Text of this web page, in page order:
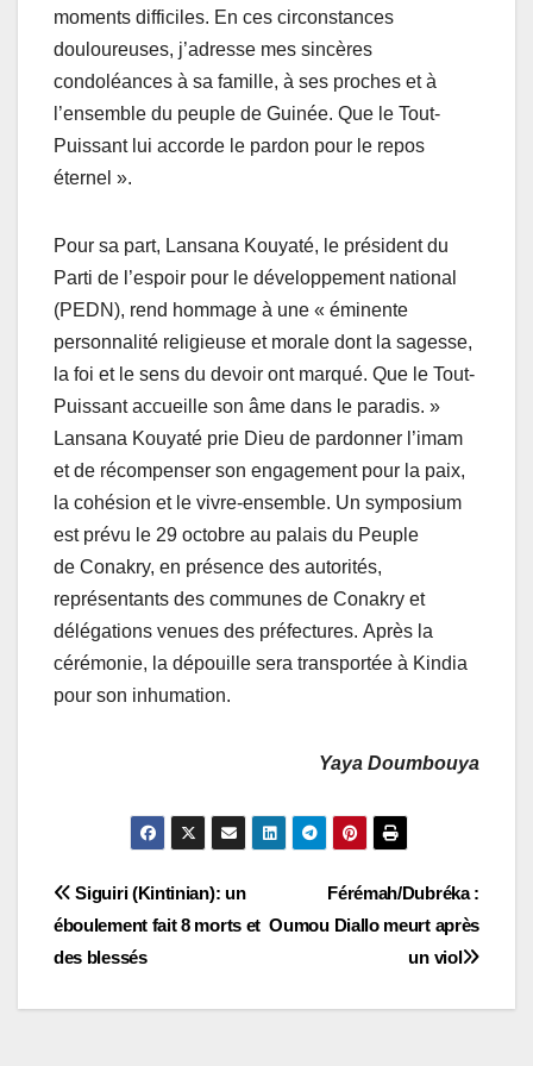
moments difficiles. En ces circonstances
douloureuses, j’adresse mes sincères
condoléances à sa famille, à ses proches et à
l’ensemble du peuple de Guinée. Que le Tout-
Puissant lui accorde le pardon pour le repos
éternel ».
Pour sa part, Lansana Kouyaté, le président du
Parti de l’espoir pour le développement national
(PEDN), rend hommage à une « éminente
personnalité religieuse et morale dont la sagesse,
la foi et le sens du devoir ont marqué. Que le Tout-
Puissant accueille son âme dans le paradis. »
Lansana Kouyaté prie Dieu de pardonner l’imam
et de récompenser son engagement pour la paix,
la cohésion et le vivre-ensemble. Un symposium
est prévu le 29 octobre au palais du Peuple
de Conakry, en présence des autorités,
représentants des communes de Conakry et
délégations venues des préfectures. Après la
cérémonie, la dépouille sera transportée à Kindia
pour son inhumation.
Yaya Doumbouya
Navigation
de
l’article
Férémah/Dubréka :
Oumou Diallo meurt après
un viol
Siguiri (Kintinian): un
éboulement fait 8 morts et
des blessés